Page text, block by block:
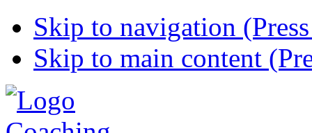
Skip to navigation
Skip to main content